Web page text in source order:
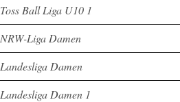
Toss Ball Liga U10 1
NRW-Liga Damen
Landesliga Damen
Landesliga Damen 1